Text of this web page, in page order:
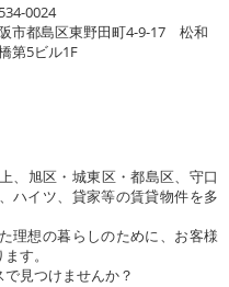
0024
市都島区東野田町4-9-17 松和
第5ビル1F
、旭区・城東区・都島区、守口
ハイツ、貸家等の賃貸物件を多
理想の暮らしのために、お客様
す。
見つけませんか？